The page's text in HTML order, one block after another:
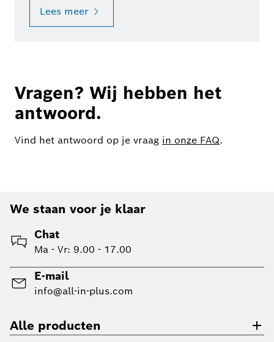
Lees meer
Vragen? Wij hebben het
antwoord.
Vind het antwoord op je vraag in onze FAQ.
We staan voor je klaar
Chat
Ma - Vr: 9.00 - 17.00
E-mail
info@all-in-plus.com
Alle producten